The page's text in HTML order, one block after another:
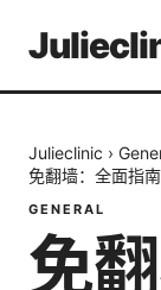
Julieclinic ›
免翻墙：全面指
GENERAL
免